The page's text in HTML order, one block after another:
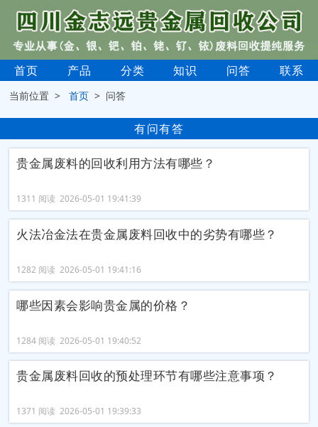
首页 产品 分类 知识 问答 联系
当前位置 >首页 > 问答
有问有答
贵金属废料的回收利用方法有哪些？
1311 阅读 2026-05-01 19:41:39
火法冶金法在贵金属废料回收中的劣势有哪些？
1282 阅读 2026-05-01 19:41:16
哪些因素会影响贵金属的价格？
1284 阅读 2026-05-01 19:40:52
贵金属废料回收的预处理环节有哪些注意事项？
1371 阅读 2026-05-01 19:39:33